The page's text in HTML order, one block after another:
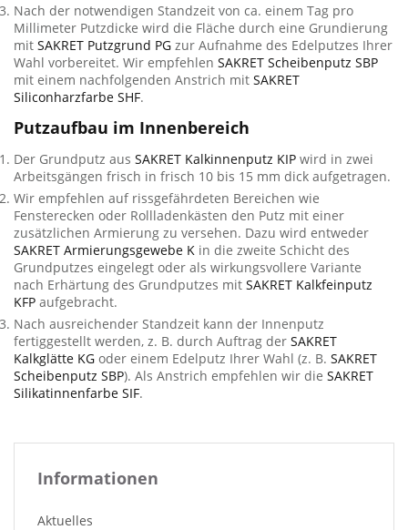
Nach der notwendigen Standzeit von ca. einem Tag pro
Millimeter Putzdicke wird die Fläche durch eine Grundierung
mit SAKRET Putzgrund PG zur Aufnahme des Edelputzes Ihrer
Wahl vorbereitet. Wir empfehlen SAKRET Scheibenputz SBP
mit einem nachfolgenden Anstrich mit SAKRET
Siliconharzfarbe SHF.
Putzaufbau im Innenbereich
Der Grundputz aus SAKRET Kalkinnenputz KIP wird in zwei
Arbeitsgängen frisch in frisch 10 bis 15 mm dick aufgetragen.
Wir empfehlen auf rissgefährdeten Bereichen wie
Fensterecken oder Rollladenkästen den Putz mit einer
zusätzlichen Armierung zu versehen. Dazu wird entweder
SAKRET Armierungsgewebe K in die zweite Schicht des
Grundputzes eingelegt oder als wirkungsvollere Variante
nach Erhärtung des Grundputzes mit SAKRET Kalkfeinputz
KFP aufgebracht.
Nach ausreichender Standzeit kann der Innenputz
fertiggestellt werden, z. B. durch Auftrag der SAKRET
Kalkglätte KG oder einem Edelputz Ihrer Wahl (z. B. SAKRET
Scheibenputz SBP). Als Anstrich empfehlen wir die SAKRET
Silikatinnenfarbe SIF.
Informationen
Aktuelles